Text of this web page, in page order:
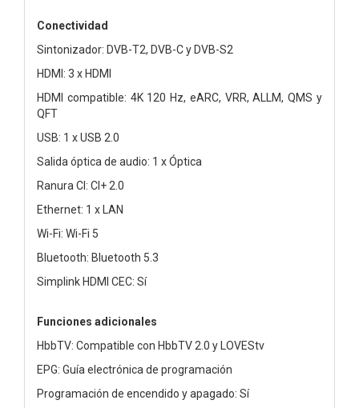
Conectividad
Sintonizador: DVB-T2, DVB-C y DVB-S2
HDMI: 3 x HDMI
HDMI compatible: 4K 120 Hz, eARC, VRR, ALLM, QMS y
QFT
USB: 1 x USB 2.0
Salida óptica de audio: 1 x Óptica
Ranura CI: CI+ 2.0
Ethernet: 1 x LAN
Wi-Fi: Wi-Fi 5
Bluetooth: Bluetooth 5.3
Simplink HDMI CEC: Sí
Funciones adicionales
HbbTV: Compatible con HbbTV 2.0 y LOVEStv
EPG: Guía electrónica de programación
Programación de encendido y apagado: Sí